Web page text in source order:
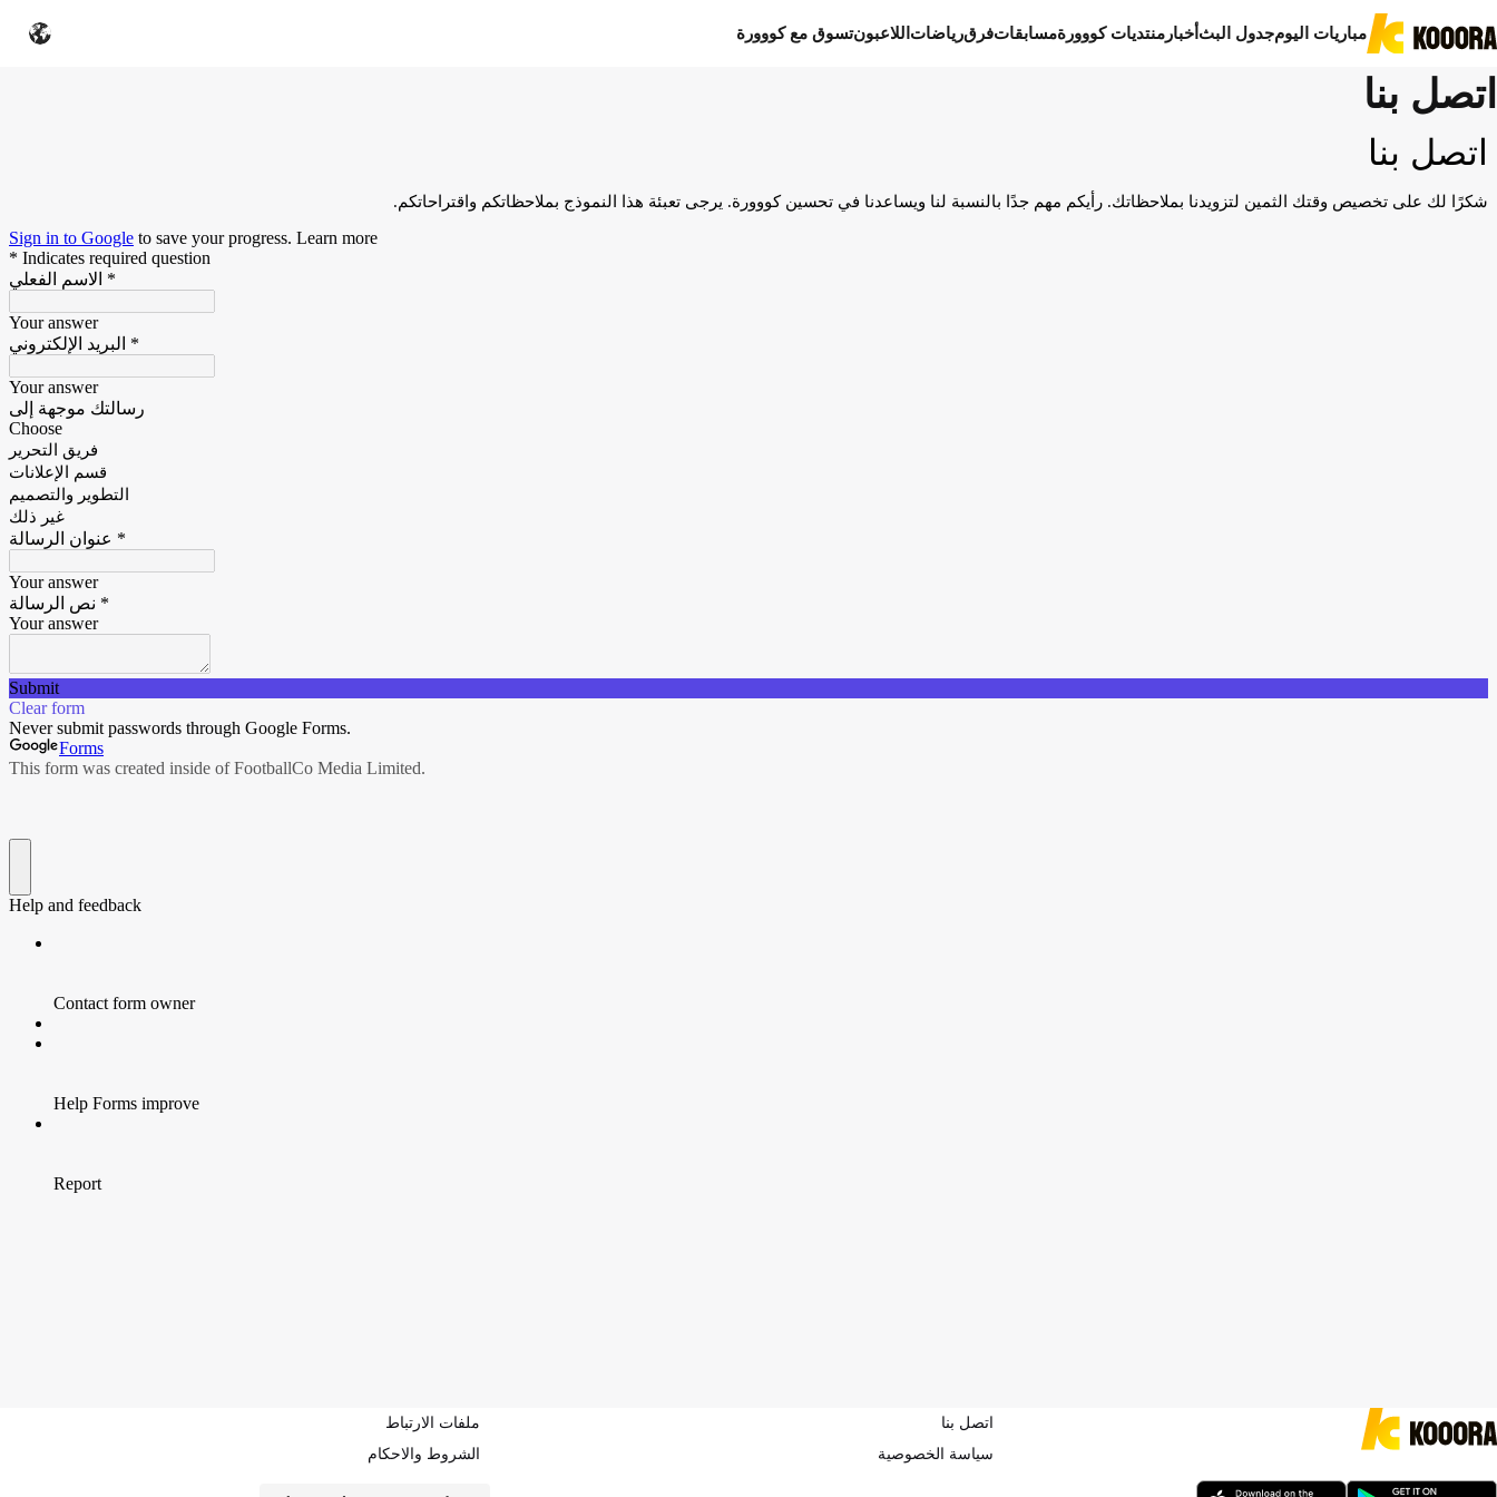
مباريات اليومجدول البثأخبار منتديات كووورةمسابقاتفرقرياضات اللاعبونتسوق مع كووورة
اتصل بنا
اتصل بنا
ملفات الارتباط
سياسة الخصوصية
الشروط والاحكام